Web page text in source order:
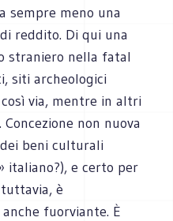
sempre meno una
reddito. Di qui una
straniero nella fatal
siti archeologici
via, mentre in altri
non nuova
beni culturali
italiano?), e certo per
è
fuorviante. È